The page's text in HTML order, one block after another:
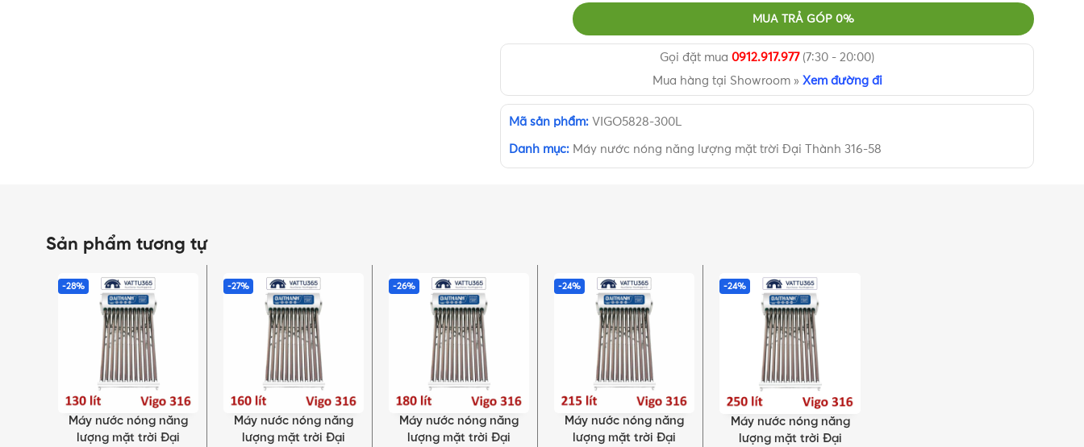
MUA TRẢ GÓP 0%
Gọi đặt mua 0912.917.977(7:30 - 20:00)
Mua hàng tại Showroom » Xem đường đi
Mã sản phẩm: VIGO5828-300L
Danh mục: Máy nước nóng năng lượng mặt trời Đại Thành 316-58
Sản phẩm tương tự
-28%
SELECT OPTIONS
Máy nước nóng năng
lượng mặt trời Đại
-27%
SELECT OPTIONS
Máy nước nóng năng
lượng mặt trời Đại
-26%
SELECT OPTIONS
Máy nước nóng năng
lượng mặt trời Đại
-24%
SELECT OPTIONS
Máy nước nóng năng
lượng mặt trời Đại
-24%
SELECT OPTIONS
Máy nước nóng năng
lượng mặt trời Đại